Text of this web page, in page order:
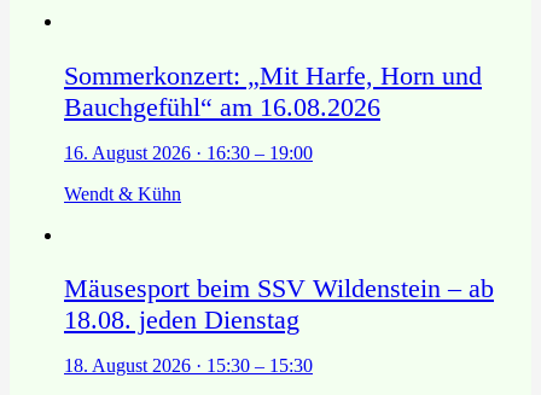
Sommerkonzert: „Mit Harfe, Horn und
Bauchgefühl“ am 16.08.2026
16. August 2026 · 16:30 – 19:00
Wendt & Kühn
Mäusesport beim SSV Wildenstein – ab
18.08. jeden Dienstag
18. August 2026 · 15:30 – 15:30